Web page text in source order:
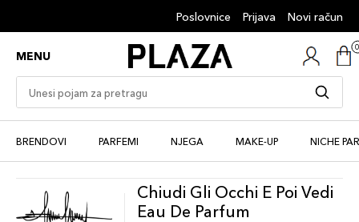
Poslovnice Prijava Novi račun
MENU
BRENDOVI PARFEMI NJEGA MAKE-UP NICHE
Chiudi Gli Occhi E Poi Vedi
Eau De Parfum